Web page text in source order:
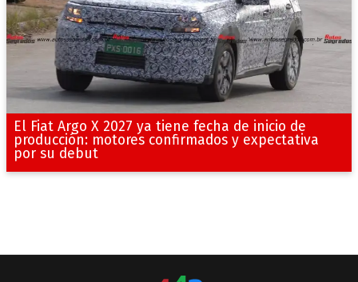
El Fiat Argo X 2027 ya tiene fecha de inicio de
producción: motores confirmados y expectativa
por su debut